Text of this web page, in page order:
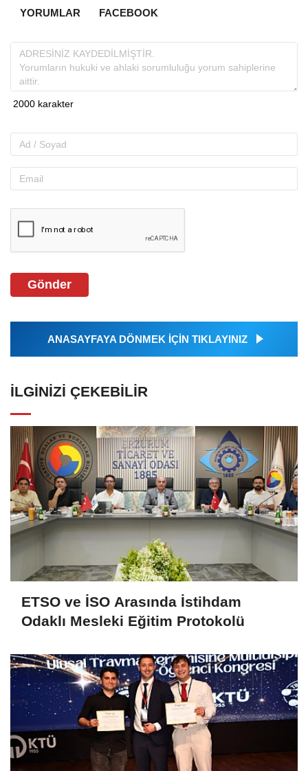
YORUMLAR FACEBOOK
Gönder
ANASAYFAYA DÖNMEK İÇİN TIKLAYINIZ
İLGINIZI ÇEKEBILIR
ETSO ve İSO Arasında İstihdam
Odaklı Mesleki Eğitim Protokolü